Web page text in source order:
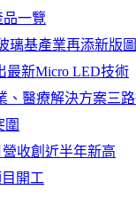
品一覽
璃基產業再添新版圖
最新Micro LED技術
、醫療解決方案三
圍
收創近半年新高
開工